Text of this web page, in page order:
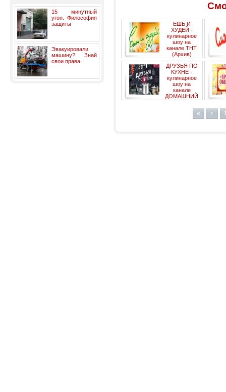
15 минутный
угон. Философия
защиты
Эвакуировали
машину? Знай
свои права.
ЕШЬ И
ХУДЕЙ -
кулинарное
шоу на
канале ТНТ
(Архив)
ДРУЗЬЯ ПО
КУХНЕ -
кулинарное
шоу на
канале
ДОМАШНИЙ
(Архив)
« ‹